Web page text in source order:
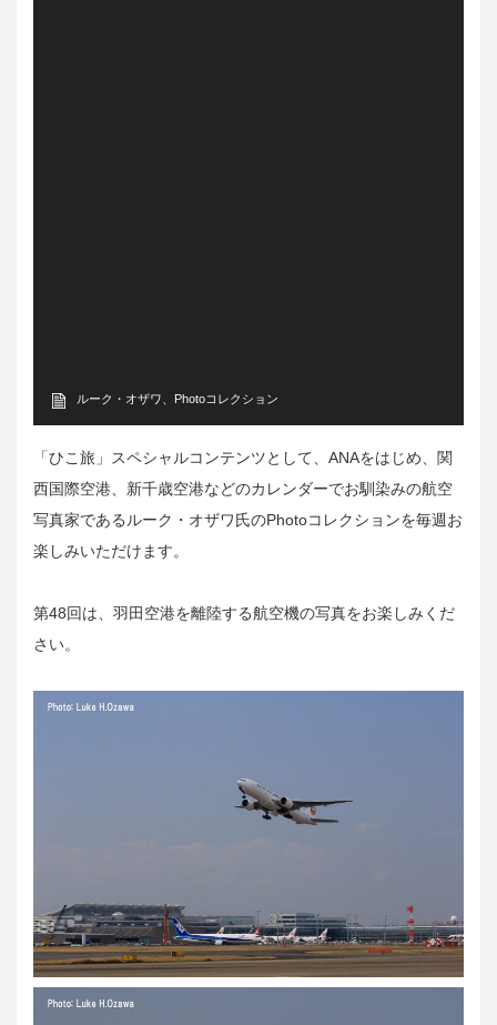
ルーク・オザワ、Photoコレクション
「ひこ旅」スペシャルコンテンツとして、ANAをはじめ、関
西国際空港、新千歳空港などのカレンダーでお馴染みの航空
写真家であるルーク・オザワ氏のPhotoコレクションを毎週お
楽しみいただけます。
第48回は、羽田空港を離陸する航空機の写真をお楽しみくだ
さい。